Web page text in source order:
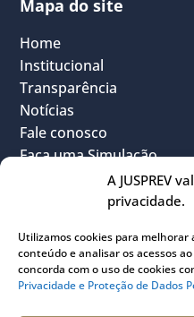
A JUSPREV
privacidade.
Utilizamos cookies para
conteúdo e analisar os acessos
concorda com o uso de cookies
Privacidade e Proteção de Dados
Mapa do site
Home
Institucional
Transparência
Notícias
Fale conosco
Faça uma Simulação
Sou Participante
Sou Instituidora
Conheça o PLANJUS
Quem pode participar